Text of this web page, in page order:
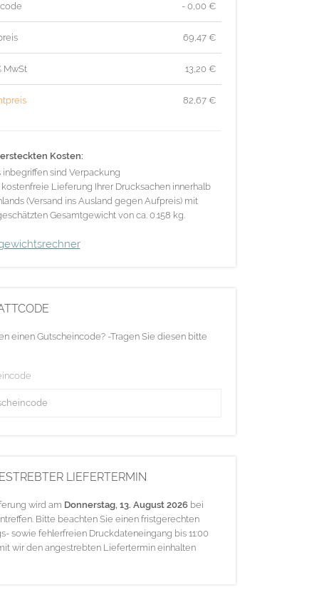
- 0,00 €
69,47 €
MwSt 13,20 €
82,67 €
Kosten:
inbegriffen sind Verpackung
Lieferung Ihrer Drucksachen innerhalb
(Versand ins Ausland gegen Aufpreis) mit
Gesamtgewicht von ca. 0.158 kg.
einen Gutscheincode? -Tragen Sie diesen bitte
LIEFERTERMIN
wird am Donnerstag, 13. August 2026bei
Bitte beachten Sie einen fristgerechten
sowie fehlerfreien Druckdateneingang bis 11:00
wir den angestrebten Liefertermin einhalten